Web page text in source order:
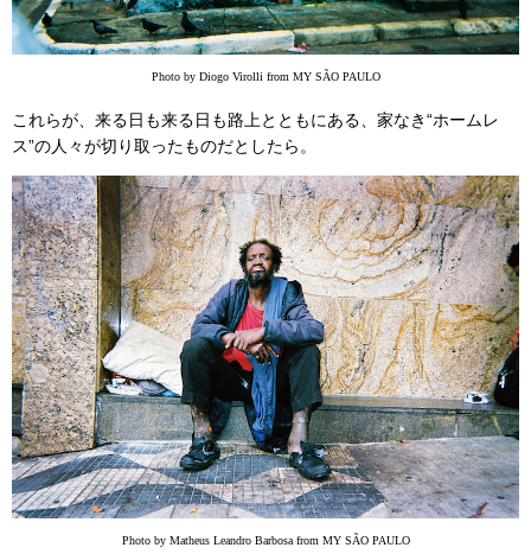
Photo by Diogo Virolli from MY SÃO PAULO
これらが、来る日も来る日も路上とともにある、家なき“ホームレ
ス”の人々が切り取ったものだとしたら。
Photo by Matheus Leandro Barbosa from MY SÃO PAULO